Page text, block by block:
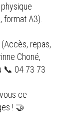
format A3).
repas,
Choné,
📞 04 73 73
ce
! 🤝